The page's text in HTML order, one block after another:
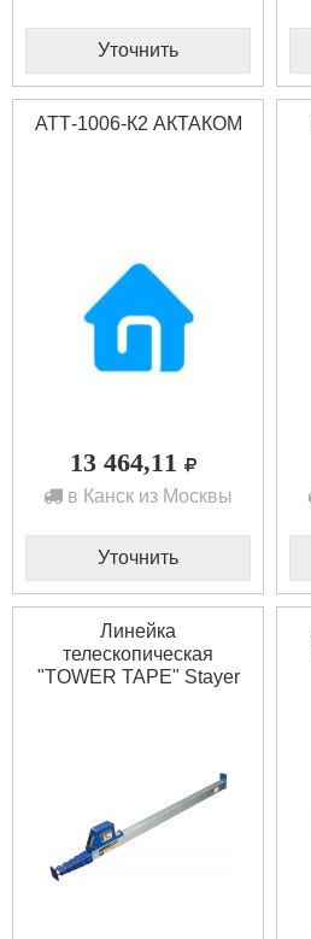
Уточнить
АТТ-1006-К2 АКТАКОМ
13 464,11
в Канск из Москвы
Уточнить
Линейка
телескопическая
"TOWER TAPE" Stayer